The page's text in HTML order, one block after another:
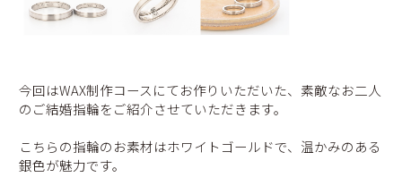
今回はWAX制作コースにてお作りいただいた、素敵なお二人
のご結婚指輪をご紹介させていただきます。
こちらの指輪のお素材はホワイトゴールドで、温かみのある
銀色が魅力です。